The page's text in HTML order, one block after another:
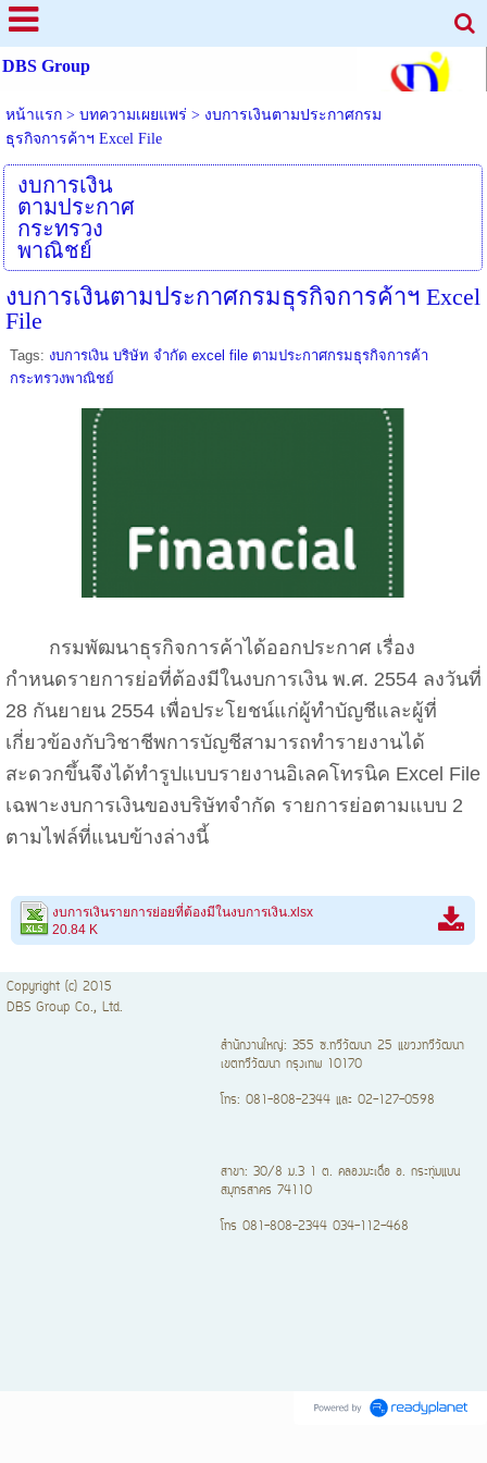
DBS Group
หน้าแรก> บทความเผยแพร่ > งบการเงินตามประกาศกรม
ธุรกิจการค้าฯ Excel File
งบการเงิน
ตามประกาศ
กระทรวง
พาณิชย์
งบการเงินตามประกาศกรมธุรกิจการค้าฯ Excel
File
Tags: งบการเงิน บริษัท จำกัด excel file ตามประกาศกรมธุรกิจการค้า
กระทรวงพาณิชย์
กรมพัฒนาธุรกิจการค้าได้ออกประกาศ เรื่อง
กำหนดรายการย่อที่ต้องมีในงบการเงิน พ.ศ. 2554 ลงวันที่
28 กันยายน 2554 เพื่อประโยชน์แก่ผู้ทำบัญชีและผู้ที่
เกี่ยวข้องกับวิชาชีพการบัญชีสามารถทำรายงานได้
สะดวกขึ้นจึงได้ทำรูปแบบรายงานอิเลคโทรนิค Excel File
เฉพาะงบการเงินของบริษัทจำกัด รายการย่อตามแบบ 2
ตามไฟล์ที่แนบข้างล่างนี้
งบการเงินรายการย่อยที่ต้องมีในงบการเงิน.xlsx
20.84 K
Copyright (c) 2015
DBS Group Co., Ltd.
สำนักงานใหญ่: 355 ซ.ทวีวัฒนา 25 แขวงทวีวัฒนา
เขตทวีวัฒนา กรุงเทพ 10170
โทร: 081-808-2344 และ 02-127-0598
สาขา: 30/8 ม.3 1 ต. คลองมะเดื่อ อ. กระทุ่มแบน
สมุทรสาคร 74110
โทร 081-808-2344 034-112-468